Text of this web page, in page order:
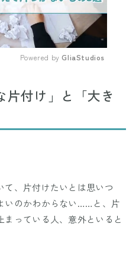
Powered by GliaStudios
片付け」と「大き
、片付けたいとは思いつ
いのかわからない……と、片
っている人、意外といると